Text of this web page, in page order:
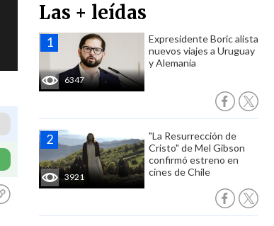
Las + leídas
6347
Expresidente Boric alista
nuevos viajes a Uruguay
y Alemania
3921
"La Resurrección de
Cristo" de Mel Gibson
confirmó estreno en
cines de Chile